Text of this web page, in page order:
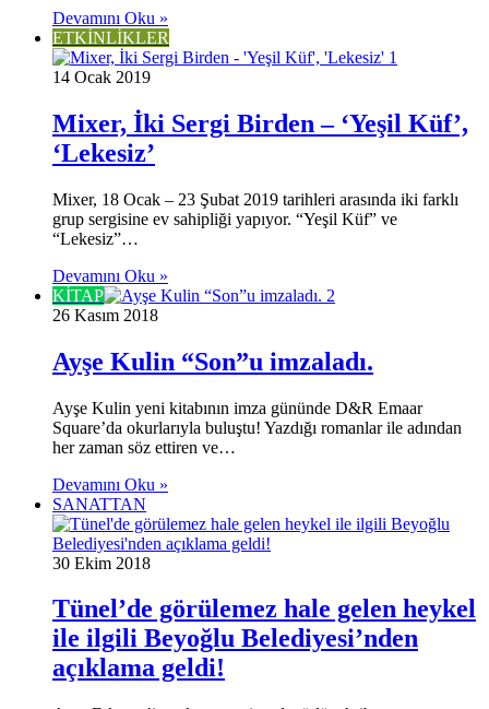
Devamını Oku »
ETKİNLİKLER
14 Ocak 2019
Mixer, İki Sergi Birden – ‘Yeşil Küf’,
‘Lekesiz’
Mixer, 18 Ocak – 23 Şubat 2019 tarihleri arasında iki farklı
grup sergisine ev sahipliği yapıyor. “Yeşil Küf” ve
“Lekesiz”…
Devamını Oku »
KİTAP
26 Kasım 2018
Ayşe Kulin “Son”u imzaladı.
Ayşe Kulin yeni kitabının imza gününde D&R Emaar
Square’da okurlarıyla buluştu! Yazdığı romanlar ile adından
her zaman söz ettiren ve…
Devamını Oku »
SANATTAN
30 Ekim 2018
Tünel’de görülemez hale gelen heykel
ile ilgili Beyoğlu Belediyesi’nden
açıklama geldi!